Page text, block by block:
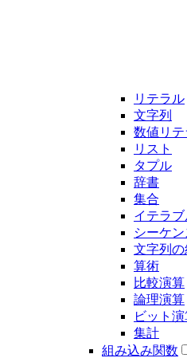
リテラル
文字列
数値リ
リスト
タプル
辞書
集合
イテラブ
シーケン
文字列の
算術
比較演算
論理演算
ビット
集計
組み込み関数